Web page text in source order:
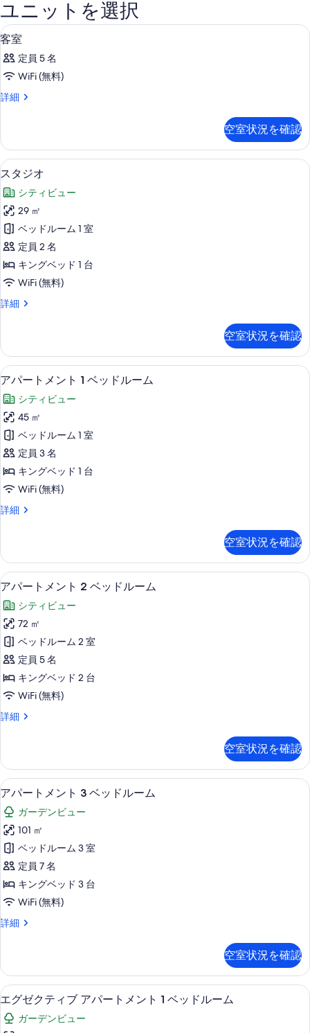
タ
ジ
セ
ン
ル
フ
ク
ブ
コ
ー
ク
イ
ド
州
(OOL)
ユニットを選択
客
室
の
べ
の
写
真
を
表
示
す
る
6
客室
定員 5 名
WiFi (無料)
詳細
客
細
空室状況を確認
ス
タ
ジ
オ
の
す
べ
の
真
を
表
示
す
る
5
スタジオ
シティビュー
29 ㎡
ベッドルーム 1 室
定員 2 名
キングベッド 1 台
WiFi (無料)
詳細
ス
の
詳
細
空室状況を確認
ア
パ
ー
ト
メ
ン
ト
ベ
ド
ル
ー
ム
の
す
べ
て
の
写
表
示
す
る
7
アパートメント 1 ベッドルーム
シティビュー
45 ㎡
ベッドルーム 1 室
定員 3 名
キングベッド 1 台
WiFi (無料)
詳細
ア
メ
ン
ト
ベ
ッ
ド
ル
ー
ム
の
詳
細
空室状況を確認
ア
パ
ー
ト
メ
ン
ト
ベ
ド
ル
ー
ム
の
す
べ
て
の
写
表
示
す
る
9
アパートメント 2 ベッドルーム
シティビュー
72 ㎡
ベッドルーム 2 室
定員 5 名
キングベッド 2 台
WiFi (無料)
詳細
ア
メ
ン
ト
ベ
ッ
ド
ル
ー
ム
の
詳
細
空室状況を確認
ア
パ
ー
ト
メ
ン
ト
ベ
ド
ル
ー
ム
6
アパートメント 3 ベッドルーム
ガーデンビュー
101 ㎡
ベッドルーム 3 室
定員 7 名
キングベッド 3 台
WiFi (無料)
詳細
ア
メ
ン
ト
ベ
空室状況を確認
エ
グ
ゼ
9
エグゼクティブ アパートメント 1 ベッドルーム
ガーデンビュー